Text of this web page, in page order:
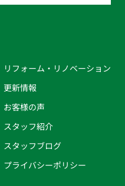
リフォーム・リノベーション
更新情報
お客様の声
スタッフ紹介
スタッフブログ
プライバシーポリシー